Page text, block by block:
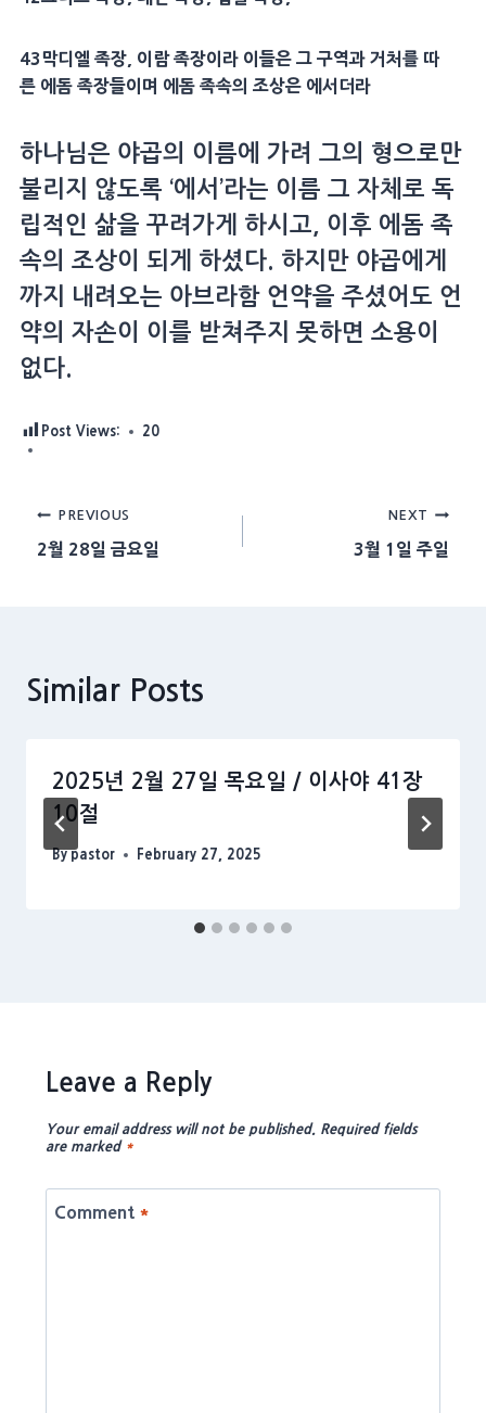
43막디엘 족장, 이람 족장이라 이들은 그 구역과 거처를 따
른 에돔 족장들이며 에돔 족속의 조상은 에서더라
하나님은 야곱의 이름에 가려 그의 형으로만
불리지 않도록 ‘에서’라는 이름 그 자체로 독
립적인 삶을 꾸려가게 하시고, 이후 에돔 족
속의 조상이 되게 하셨다. 하지만 야곱에게
까지 내려오는 아브라함 언약을 주셨어도 언
약의 자손이 이를 받쳐주지 못하면 소용이
없다.
Post Views: 20
Post
navigation
PREVIOUS
2월 28일 금요일
NEXT
3월 1일 주일
Similar Posts
2025년 2월 27일 목요일 / 이사야 41장
10절
By pastor February 27, 2025
Leave a Reply
Your email address will not be published. Required fields
are marked *
Comment *